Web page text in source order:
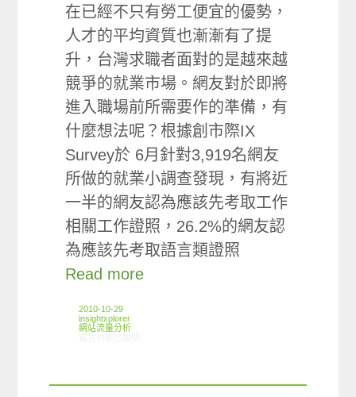
在已經不只有勞工便宜的優勢，
人才的平均資質也漸漸有了提
升，台灣求職者面對的是越來越
競爭的就業市場。網友對於即將
進入職場前所需要作的準備，有
什麼想法呢？根據創市際IX
Survey於 6月針對3,919名網友
所做的就業小調查發現，有將近
一半的網友認為應該先考取工作
相關工作證照，26.2%的網友認
為應該先考取語言類證照
Read more
2010-10-29
insightxplorer
網站流量分析